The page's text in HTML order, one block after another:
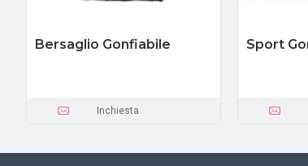
Bersaglio Gonfiabile
Inchiesta
Sport